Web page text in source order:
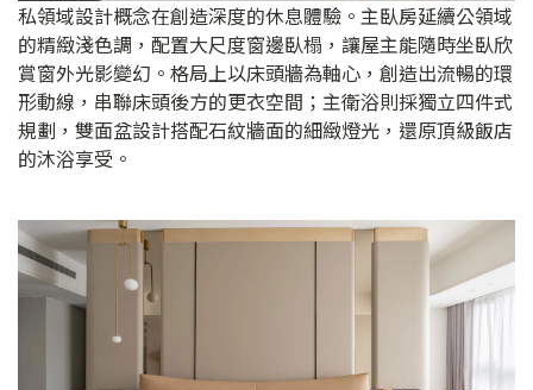
私領域設計概念在創造深度的休息體驗。主臥房延續公領域
的精緻淺色調，配置大尺度窗邊臥榻，讓屋主能隨時坐臥欣
賞窗外光影變幻。格局上以床頭牆為軸心，創造出流暢的環
形動線，串聯床頭後方的更衣空間；主衛浴則採獨立四件式
規劃，雙面盆設計搭配石紋牆面的細緻燈光，還原頂級飯店
的沐浴享受。